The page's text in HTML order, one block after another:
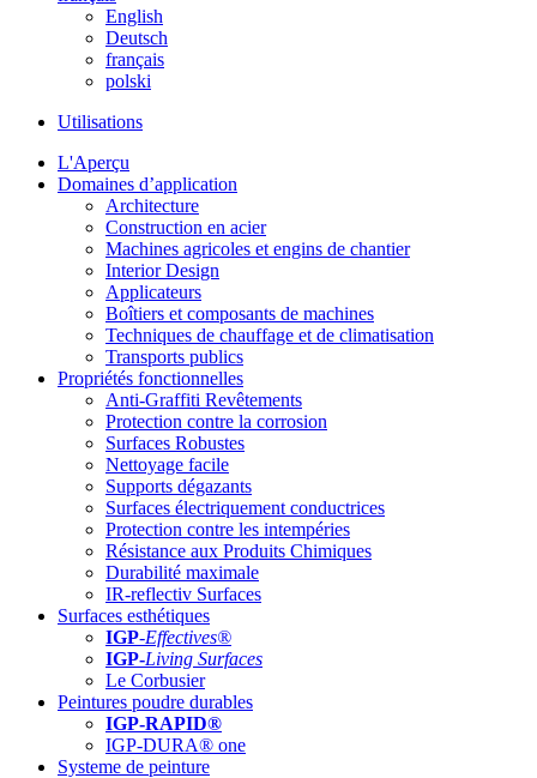
English
Deutsch
français
polski
Utilisations
L'Aperçu
Domaines d’application
Architecture
Construction en acier
Machines agricoles et engins de chantier
Interior Design
Applicateurs
Boîtiers et composants de machines
Techniques de chauffage et de climatisation
Transports publics
Propriétés fonctionnelles
Anti-Graffiti Revêtements
Protection contre la corrosion
Surfaces Robustes
Nettoyage facile
Supports dégazants
Surfaces électriquement conductrices
Protection contre les intempéries
Résistance aux Produits Chimiques
Durabilité maximale
IR-reflectiv Surfaces
Surfaces esthétiques
IGP-Effectives®
IGP-Living Surfaces
Le Corbusier
Peintures poudre durables
IGP-RAPID®
IGP-DURA® one
Systeme de peinture